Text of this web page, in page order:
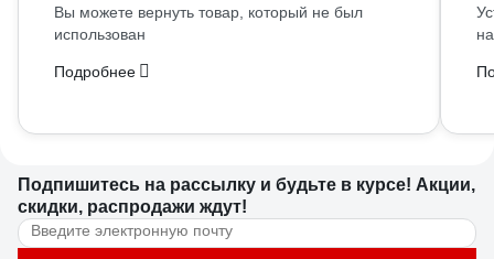
Вы можете вернуть товар, который не был
использован
Подробнее
Подпишитесь на рассылку и будьте в курсе! Акции,
скидки, распродажи ждут!